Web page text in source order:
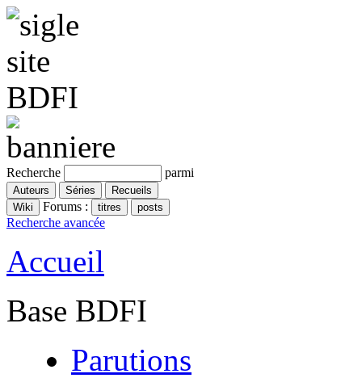
Recherche parmi
Forums :
Recherche avancée
Accueil
Base BDFI
Parutions